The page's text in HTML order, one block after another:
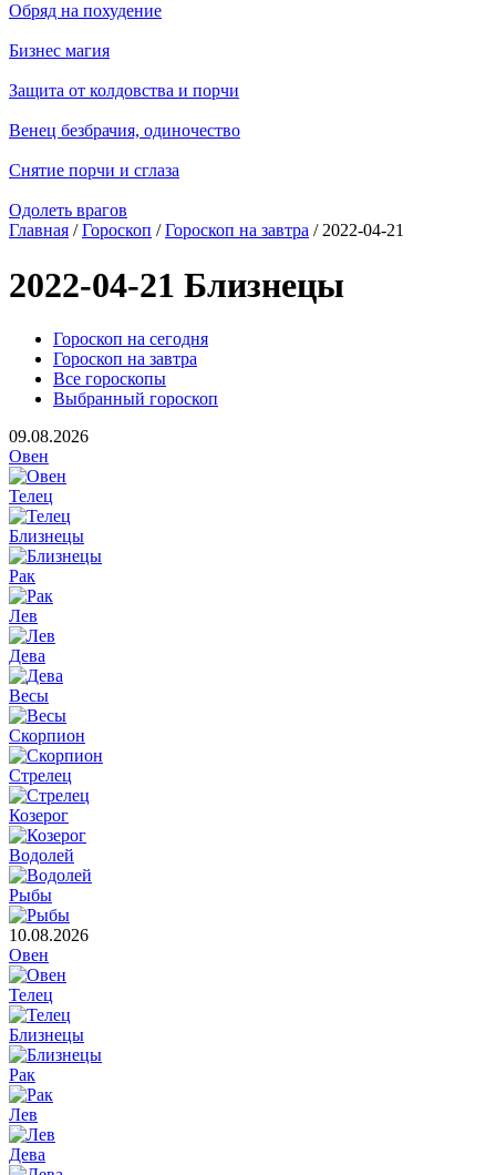
Обряд на похудение
Бизнес магия
Защита от колдовства и порчи
Венец безбрачия, одиночество
Снятие порчи и сглаза
Одолеть врагов
Главная /Гороскоп /Гороскоп на завтра / 2022-04-21
2022-04-21 Близнецы
Гороскоп на сегодня
Гороскоп на завтра
Все гороскопы
Выбранный гороскоп
09.08.2026
Овен
Телец
Близнецы
Рак
Лев
Дева
Весы
Скорпион
Стрелец
Козерог
Водолей
Рыбы
10.08.2026
Овен
Телец
Близнецы
Рак
Лев
Дева